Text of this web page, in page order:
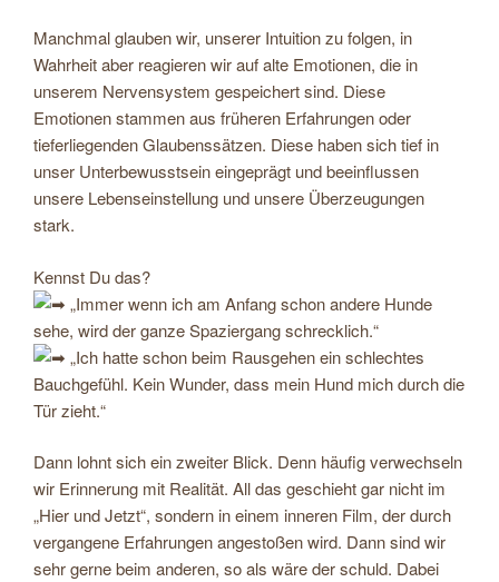
Manchmal glauben wir, unserer Intuition zu folgen, in
Wahrheit aber reagieren wir auf alte Emotionen, die in
unserem Nervensystem gespeichert sind. Diese
Emotionen stammen aus früheren Erfahrungen oder
tieferliegenden Glaubenssätzen. Diese haben sich tief in
unser Unterbewusstsein eingeprägt und beeinflussen
unsere Lebenseinstellung und unsere Überzeugungen
stark.
Kennst Du das?
„Immer wenn ich am Anfang schon andere Hunde
sehe, wird der ganze Spaziergang schrecklich.“
„Ich hatte schon beim Rausgehen ein schlechtes
Bauchgefühl. Kein Wunder, dass mein Hund mich durch die
Tür zieht.“
Dann lohnt sich ein zweiter Blick. Denn häufig verwechseln
wir Erinnerung mit Realität. All das geschieht gar nicht im
„Hier und Jetzt“, sondern in einem inneren Film, der durch
vergangene Erfahrungen angestoßen wird. Dann sind wir
sehr gerne beim anderen, so als wäre der schuld. Dabei